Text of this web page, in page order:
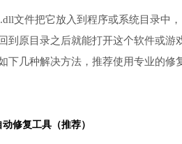
文件把它放入到程序或系统目录中
到原目录之后就能打开这个软件或
下几种解决方法，推荐使用专业的修
修复工具（推荐）